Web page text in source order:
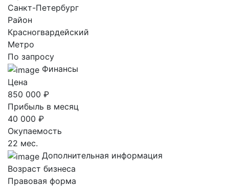
Санкт-Петербург
Район
Красногвардейский
Метро
По запросу
Финансы
Цена
850 000 ₽
Прибыль в месяц
40 000 ₽
Окупаемость
22 мес.
Дополнительная информация
Возраст бизнеса
Правовая форма